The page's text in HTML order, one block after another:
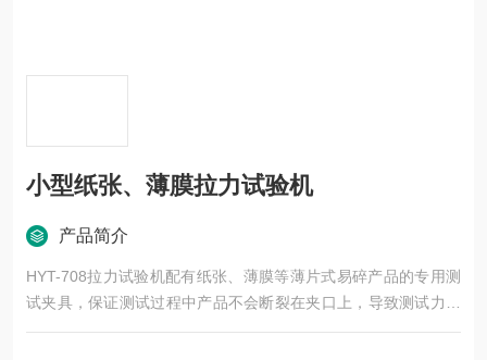
小型纸张、薄膜拉力试验机
产品简介
HYT-708拉力试验机配有纸张、薄膜等薄片式易碎产品的专用测
试夹具，保证测试过程中产品不会断裂在夹口上，导致测试力值
偏小。小型纸张、薄膜拉力试验机